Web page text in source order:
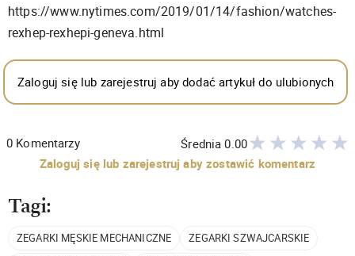
https://www.nytimes.com/2019/01/14/fashion/watches-
rexhep-rexhepi-geneva.html
Zaloguj się lub zarejestruj aby dodać artykuł do ulubionych
0 Komentarzy Średnia0.00
Zaloguj się lub zarejestruj aby zostawić komentarz
Tagi:
ZEGARKI MĘSKIE MECHANICZNE
ZEGARKI SZWAJCARSKIE